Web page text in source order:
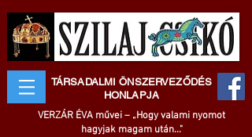
TÁRSADALMI ÖNSZERVEZŐDÉS
HONLAPJA
VERZÁR ÉVA művei – „Hogy valami nyomot
hagyjak magam után..."